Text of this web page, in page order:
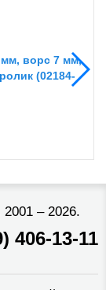
мм, ворс 7 мм,
(02184-
– 2026.
406-13-11